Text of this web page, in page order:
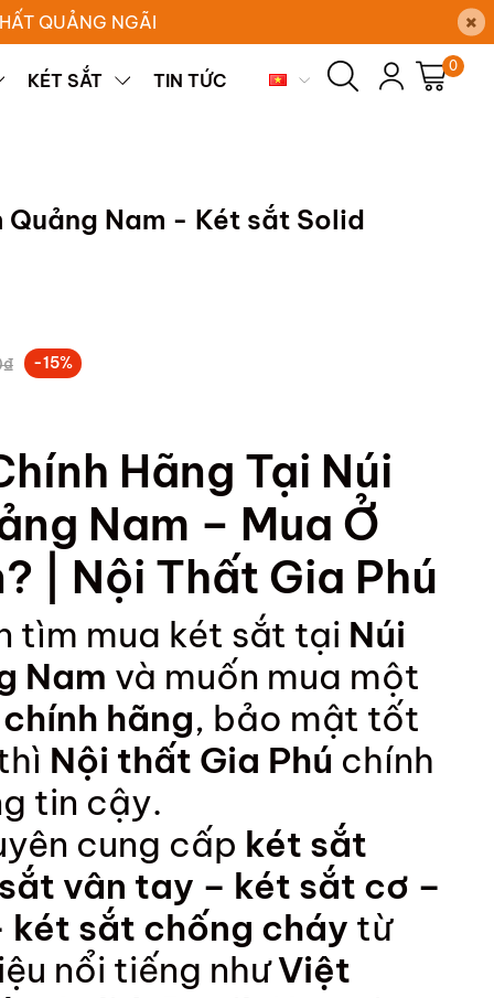
QUẢNG NGÃI ×
KÉT SẮT TIN TỨC
0
Quảng Nam - Két sắt Solid
-15%
Hãng Tại Núi
Nam – Mua Ở
| Nội Thất Gia Phú
tìm mua két sắt tại Núi
Nam và muốn mua một
hãng, bảo mật tốt
Nội thất Gia Phú chính
tin cậy.
cung cấp két sắt
vân tay – két sắt cơ –
két sắt chống cháy từ
nổi tiếng nhưViệt